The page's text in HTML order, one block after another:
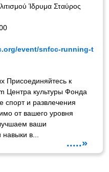
Ίδρυμα Σταύρος
event/snfcc-running-t
Присоединяйтесь к
Центра культуры Фонда
спорт и развлечения
от вашего уровня
ваши
в...
.....»